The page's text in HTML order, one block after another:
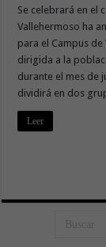
Se celebrará en el
Vallehermoso ha
para el Campus de
dirigida a la
durante el mes de
dividirá en dos
Leer